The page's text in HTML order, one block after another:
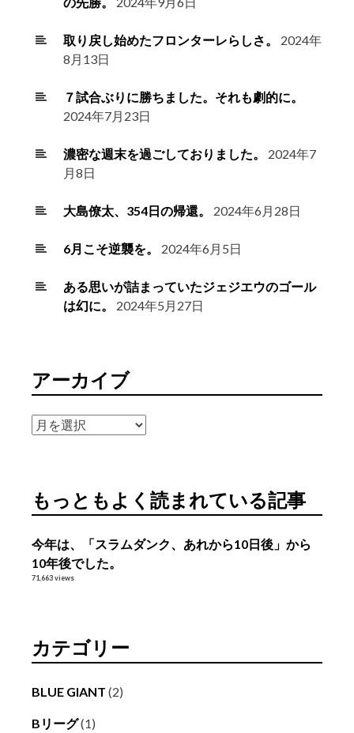
取り戻し始めたフロンターレらしさ。
2024年
8月13日
７試合ぶりに勝ちました。それも劇的に。
2024年7月23日
濃密な週末を過ごしておりました。
2024年7
月8日
大島僚太、354日の帰還。 2024年6月28日
6月こそ逆襲を。 2024年6月5日
ある思いが詰まっていたジェジエウのゴール
は幻に。
2024年5月27日
アーカイブ
ア
ブ
もっともよく読まれている記事
今年は、「スラムダンク、あれから10日後」から
10年後でした。
71,663 views
カテゴリー
BLUE GIANT (2)
Bリーグ(1)